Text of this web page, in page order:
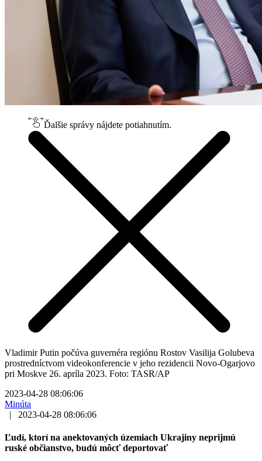
Ďalšie správy nájdete potiahnutím.
Vladimir Putin počúva guvernéra regiónu Rostov Vasilija Golubeva
prostredníctvom videokonferencie v jeho rezidencii Novo-Ogarjovo
pri Moskve 26. apríla 2023. Foto: TASR/AP
2023-04-28 08:06:06
Minúta
|
2023-04-28 08:06:06
Ľudí, ktorí na anektovaných územiach Ukrajiny neprijmú
ruské občianstvo, budú môcť deportovať